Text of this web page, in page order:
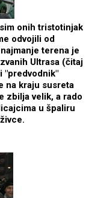
onih tristotinjak
odvojili od
terena je
Ultrasa (čitaj
"predvodnik"
na kraju susreta
zbilja velik, a rado
u špaliru